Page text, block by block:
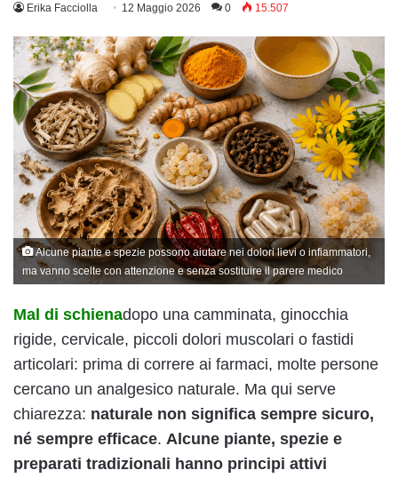
Erika Facciolla 12 Maggio 2026 0 15.507
Alcune piante e spezie possono aiutare nei dolori lievi o infiammatori,
ma vanno scelte con attenzione e senza sostituire il parere medico
Mal di schienadopo una camminata, ginocchia
rigide, cervicale, piccoli dolori muscolari o fastidi
articolari: prima di correre ai farmaci, molte persone
cercano un analgesico naturale. Ma qui serve
chiarezza: naturale non significa sempre sicuro,
né sempre efficace. Alcune piante, spezie e
preparati tradizionali hanno principi attivi